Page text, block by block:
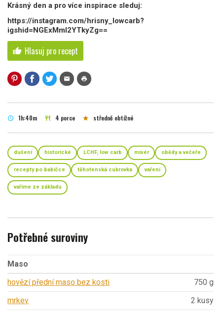
Krásný den a pro více inspirace sleduj:
https://instagram.com/hrisny_lowcarb?
igshid=NGExMmI2YTkyZg==
thumb_up Hlasuj pro recept
mail print
schedule 1h:40m restaurant 4 porce star středně obtížné
dušení historické LCHF, low carb mixér obědy a večeře
recepty po babičce těhotenská cukrovka vaření
vaříme ze základu
Potřebné suroviny
Maso
hovězí přední maso bez kosti
750 g
mrkev
2 kusy